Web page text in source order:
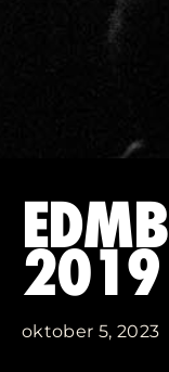
2019
oktober 5, 2023